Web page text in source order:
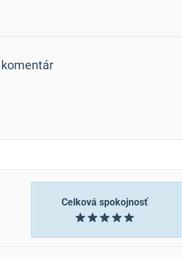
Celková spokojnosť